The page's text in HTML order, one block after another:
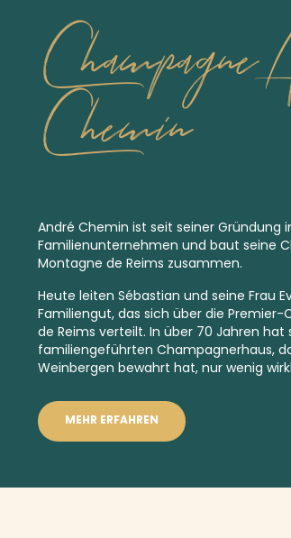
Champagne
Chemin
André Chemin ist seit seiner Gründung
Familienunternehmen und baut seine
Montagne de Reims zusammen.
Heute leiten Sébastian und seine Frau
Familiengut, das sich über die Premier-
de Reims verteilt. In über 70 Jahren hat
familiengeführten Champagnerhaus,
Weinbergen bewahrt hat, nur wenig
MEHR ERFAHREN